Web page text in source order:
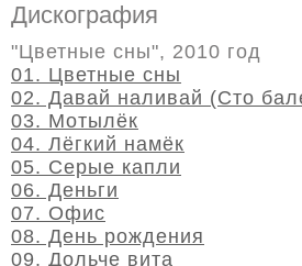
Дискография
"Цветные сны", 2010 год
01. Цветные сны
02. Давай наливай (Сто
03. Мотылёк
04. Лёгкий намёк
05. Серые капли
06. Деньги
07. Офис
08. День рождения
09. Дольче вита